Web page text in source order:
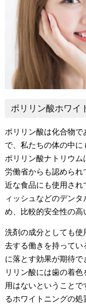
ポリリン酸ホワイ
ポリリン酸は化合物
で、私たちの体の中
ポリリン酸ナトリウ
労働省からも認めら
近な食品にも使用され
ィッシュなどのデン
め、比較的安全性の高
洗剤の成分としても
去する働きを持って
に落とす効果が期待
リリン酸には歯の着
用はないということ
るホワイトニングの